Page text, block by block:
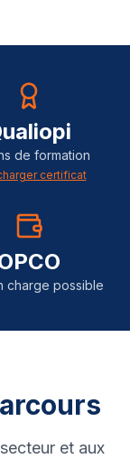
de formation
certificat
charge possible
et aux